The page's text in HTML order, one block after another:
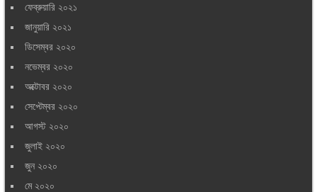
ফেব্রুয়ারি ২০২১
জানুয়ারি ২০২১
ডিসেম্বর ২০২০
নভেম্বর ২০২০
অক্টোবর ২০২০
সেপ্টেম্বর ২০২০
আগস্ট ২০২০
জুলাই ২০২০
জুন ২০২০
মে ২০২০